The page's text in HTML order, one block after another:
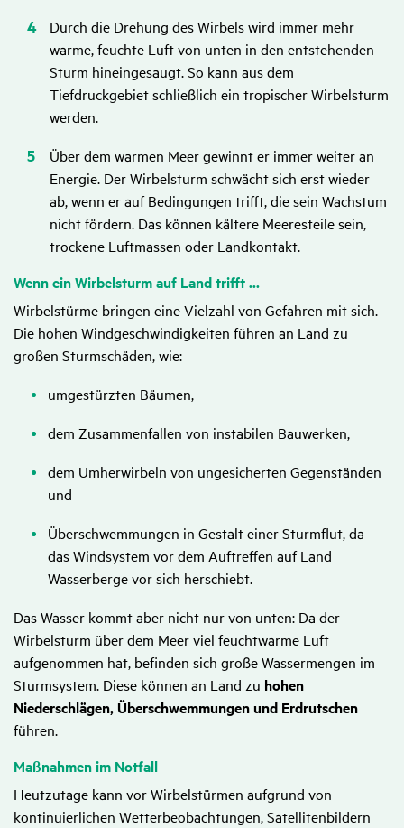
Durch die Drehung des Wirbels wird immer mehr
warme, feuchte Luft von unten in den entstehenden
Sturm hineingesaugt. So kann aus dem
Tiefdruckgebiet schließlich ein tropischer Wirbelsturm
werden.
Über dem warmen Meer gewinnt er immer weiter an
Energie. Der Wirbelsturm schwächt sich erst wieder
ab, wenn er auf Bedingungen trifft, die sein Wachstum
nicht fördern. Das können kältere Meeresteile sein,
trockene Luftmassen oder Landkontakt.
Wenn ein Wirbel­sturm auf Land trifft ...
Wirbelstürme bringen eine Vielzahl von Gefahren mit sich.
Die hohen Windgeschwindigkeiten führen an Land zu
großen Sturmschäden, wie:
umgestürzten Bäumen,
dem Zusammenfallen von instabilen Bauwerken,
dem Umherwirbeln von ungesicherten Gegenständen
und
Überschwemmungen in Gestalt einer Sturmflut, da
das Windsystem vor dem Auftreffen auf Land
Wasserberge vor sich herschiebt.
Das Wasser kommt aber nicht nur von unten: Da der
Wirbelsturm über dem Meer viel feuchtwarme Luft
aufgenommen hat, befinden sich große Wassermengen im
Sturmsystem. Diese können an Land zu hohen
Niederschlägen, Überschwemmungen und Erdrutschen
führen.
Maßnahmen im Notfall
Heutzutage kann vor Wirbelstürmen aufgrund von
kontinuierlichen Wetterbeobachtungen, Satellitenbildern